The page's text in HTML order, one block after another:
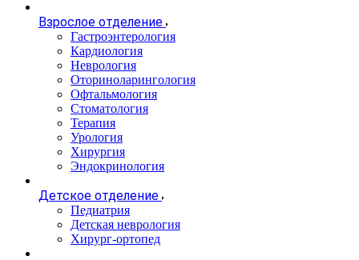
Взрослое отделение
Гастроэнтерология
Кардиология
Неврология
Оториноларингология
Офтальмология
Стоматология
Терапия
Урология
Хирургия
Эндокринология
Детское отделение
Педиатрия
Детская неврология
Хирург-ортопед